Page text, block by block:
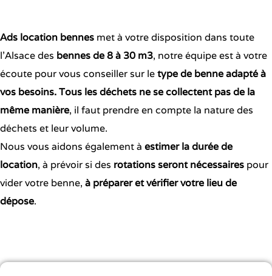
Ads location bennes met à votre disposition dans toute
l’Alsace des bennes de 8 à 30 m3, notre équipe est à votre
écoute pour vous conseiller sur letype de benne adapté à
vos besoins. Tous les déchets ne se collectent pas de la
même manière, il faut prendre en compte la nature des
déchets et leur volume.
Nous vous aidons également à estimer la durée de
location, à prévoir si des rotations seront nécessaires pour
vider votre benne, à préparer et vérifier votre lieu de
dépose.